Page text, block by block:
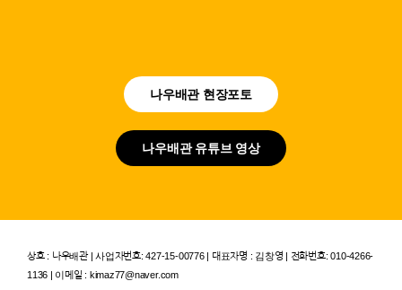
나우배관 현장포토
나우배관 유튜브 영상
상호 : 나우배관 | 사업자번호: 427-15-00776 | 대표자명 : 김창영 | 전화번호: 010-4266-
1136 | 이메일 : kimaz77@naver.com